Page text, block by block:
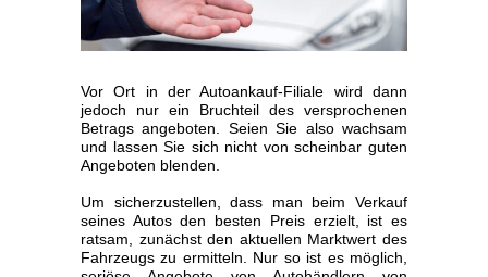
Vor Ort in der Autoankauf-Filiale wird dann
jedoch nur ein Bruchteil des versprochenen
Betrags angeboten. Seien Sie also wachsam
und lassen Sie sich nicht von scheinbar guten
Angeboten blenden.
Um sicherzustellen, dass man beim Verkauf
seines Autos den besten Preis erzielt, ist es
ratsam, zunächst den aktuellen Marktwert des
Fahrzeugs zu ermitteln. Nur so ist es möglich,